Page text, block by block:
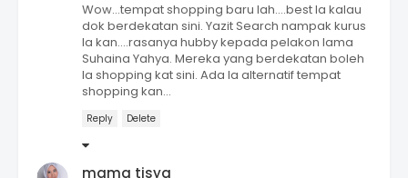
Wow...tempat shopping baru lah....best la kalau
dok berdekatan sini. Yazit Search nampak kurus
la kan....rasanya hubby kepada pelakon lama
Suhaina Yahya. Mereka yang berdekatan boleh
la shopping kat sini. Ada la alternatif tempat
shopping kan...
Reply Delete
mama tisya